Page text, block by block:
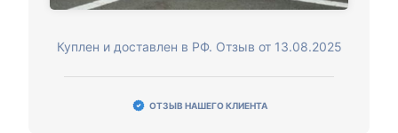
Куплен и доставлен в РФ. Отзыв от 13.08.2025
ОТЗЫВ НАШЕГО КЛИЕНТА